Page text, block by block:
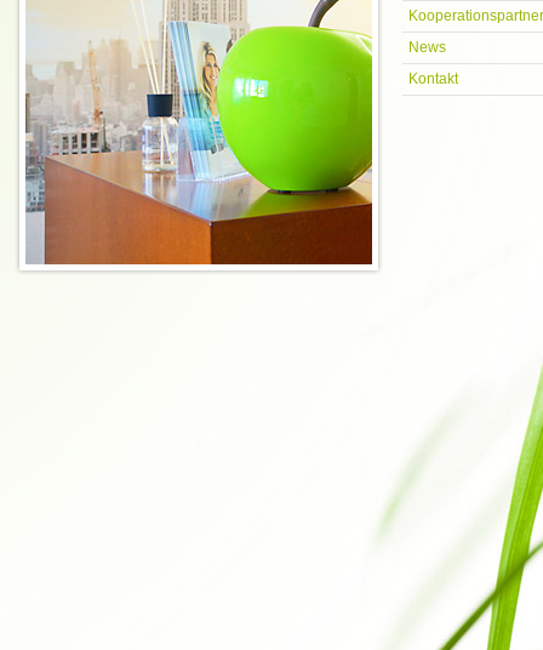
Kooperationspartner
News
Kontakt